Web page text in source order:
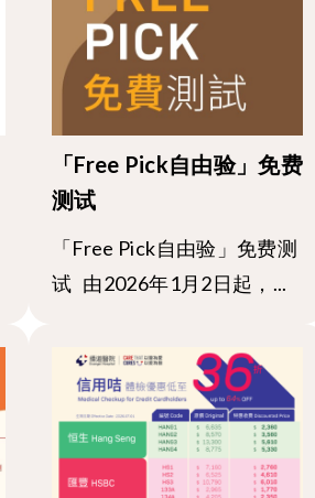
「Free Pick自由验」免费
测试
「Free Pick自由验」免费测
试 由2026年1月2日起，...